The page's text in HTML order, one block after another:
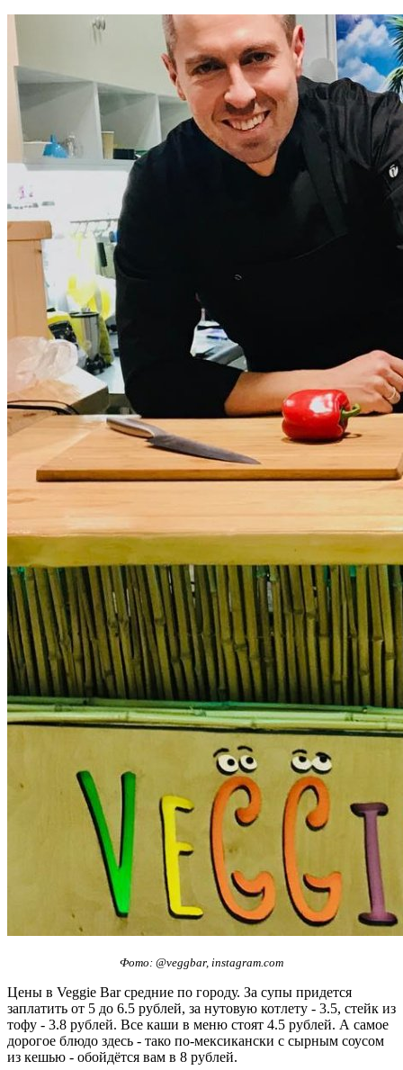
Фото: @veggbar, instagram.com
Цены в Veggie Bar средние по городу. За супы придется
заплатить от 5 до 6.5 рублей, за нутовую котлету - 3.5, стейк из
тофу - 3.8 рублей. Все каши в меню стоят 4.5 рублей. А самое
дорогое блюдо здесь - тако по-мексикански с сырным соусом
из кешью - обойдётся вам в 8 рублей.